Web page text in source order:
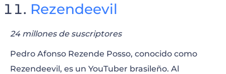
Rezendeevil
24 millones de suscriptores
Pedro Afonso Rezende Posso, conocido como
Rezendeevil, es un YouTuber brasileño. Al